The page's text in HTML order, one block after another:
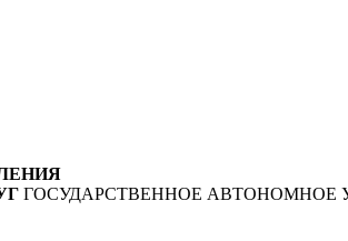
ГОСУДАРСТВЕННОЕ АВТОНОМНОЕ